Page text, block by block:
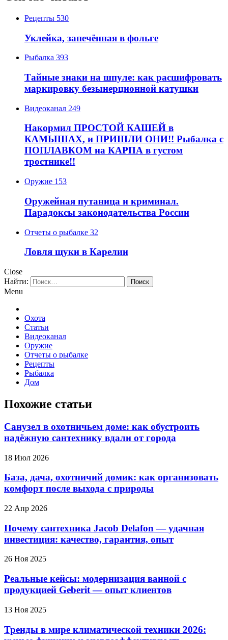
Рецепты 530
Уклейка, запечённая в фольге
Рыбалка 393
Тайные знаки на шпуле: как расшифровать
маркировку безынерционной катушки
Видеоканал 249
Накормил ПРОСТОЙ КАШЕЙ в
КАМЫШАХ, и ПРИШЛИ ОНИ!! Рыбалка с
ПОПЛАВКОМ на КАРПА в густом
тростнике!!
Оружие 153
Оружейная путаница и криминал.
Парадоксы законодательства России
Отчеты о рыбалке 32
Ловля щуки в Карелии
Close
Найти:
Menu
Охота
Статьи
Видеоканал
Оружие
Отчеты о рыбалке
Рецепты
Рыбалка
Дом
Похожие статьи
Санузел в охотничьем доме: как обустроить
надёжную сантехнику вдали от города
18 Июл 2026
База, дача, охотничий домик: как организовать
комфорт после выхода с природы
22 Апр 2026
Почему сантехника Jacob Delafon — удачная
инвестиция: качество, гарантия, опыт
26 Ноя 2025
Реальные кейсы: модернизация ванной с
продукцией Geberit — опыт клиентов
13 Ноя 2025
Тренды в мире климатической техники 2026: